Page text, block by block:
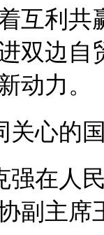
互利共
双边
动力。
心的国
人民
副主席